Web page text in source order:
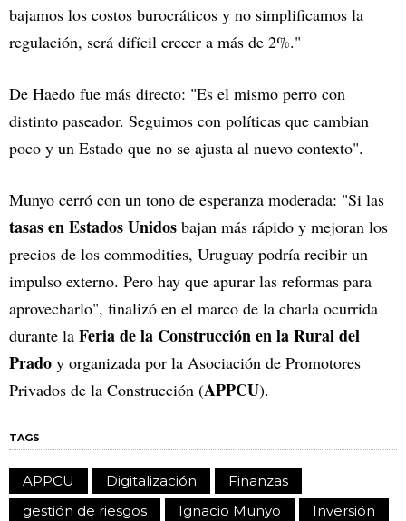
bajamos los costos burocráticos y no simplificamos la
regulación, será difícil crecer a más de 2%."
De Haedo fue más directo: "Es el mismo perro con
distinto paseador. Seguimos con políticas que cambian
poco y un Estado que no se ajusta al nuevo contexto".
Munyo cerró con un tono de esperanza moderada: "Si las
tasas en Estados Unidos bajan más rápido y mejoran los
precios de los commodities, Uruguay podría recibir un
impulso externo. Pero hay que apurar las reformas para
aprovecharlo", finalizó en el marco de la charla ocurrida
durante la Feria de la Construcción en la Rural del
Prado y organizada por la Asociación de Promotores
Privados de la Construcción (APPCU).
TAGS
APPCU Digitalización
Finanzas
gestión de riesgos
Ignacio Munyo
Inversión